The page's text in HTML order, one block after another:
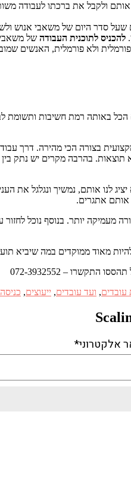
ולקבל את ברכתו לעבודה
שעל סדר היום של משאבי אנוש
להכניס לתוכנית העבודה של משאבי
ולא פורמלית, האנשים
באותה רמת חשיבות ותשומת
בצורה הכי מהירה. דרך
בהרבה מקרים יש נתק
לנו אותם, נמשיך ונגלגל
אותם אתגרים.
מעמיקה יותר. בנוסף נוכל
– 072-3932552
, ועד עובדים, ייעוצים,
אלקטרוני*